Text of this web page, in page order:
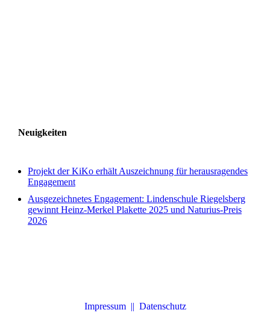
Neuigkeiten
Projekt der KiKo erhält Auszeichnung für herausragendes
Engagement
Ausgezeichnetes Engagement: Lindenschule Riegelsberg
gewinnt Heinz-Merkel Plakette 2025 und Naturius-Preis
2026
Impressum || Datenschutz